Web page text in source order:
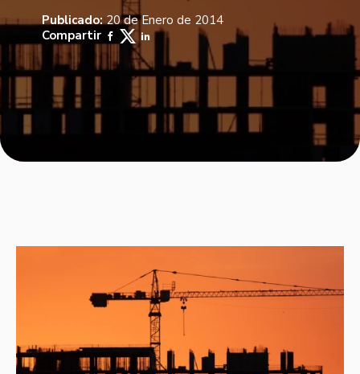
Publicado:20 de Enero de 2014
Compartir